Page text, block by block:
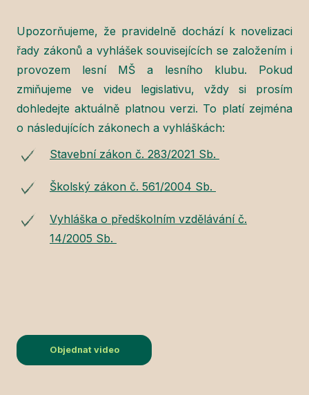
Upozorňujeme, že pravidelně dochází k novelizaci
řady zákonů a vyhlášek souvisejících se založením i
provozem lesní MŠ a lesního klubu. Pokud
zmiňujeme ve videu legislativu, vždy si prosím
dohledejte aktuálně platnou verzi. To platí zejména
o následujících zákonech a vyhláškách:
Stavební zákon č. 283/2021 Sb.
Školský zákon č. 561/2004 Sb.
Vyhláška o předškolním vzdělávání č.
14/2005 Sb.
Objednat video